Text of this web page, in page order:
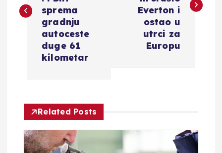
c
sprema
gradnju
autoceste
duge 61
kilometar
Everton i
ostao u
utrci za
Europu
Related Posts